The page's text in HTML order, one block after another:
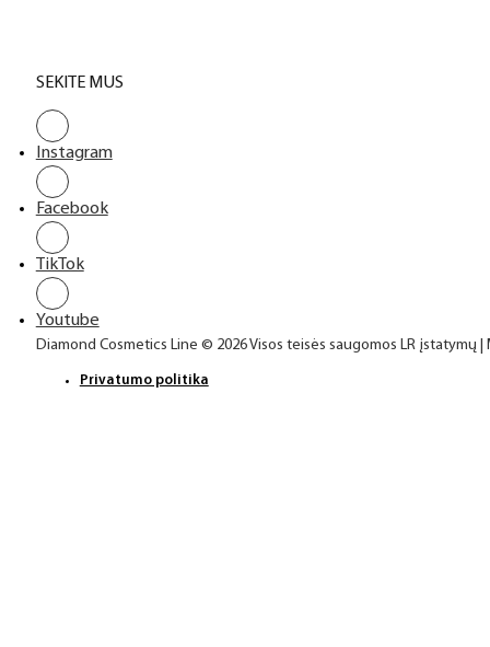
SEKITE MUS
Instagram
Facebook
TikTok
Youtube